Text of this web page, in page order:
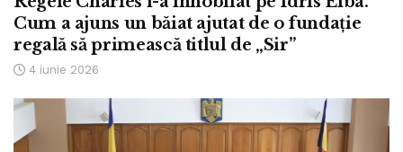
Cum a ajuns un băiat ajutat de o fundație
regală să primească titlul de „Sir”
4 iunie 2026